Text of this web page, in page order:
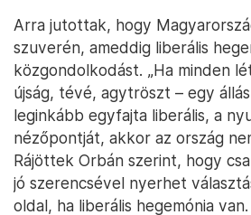
Arra jutottak, hogy
szuverén, ameddig liberális
közgondolkodást. „Ha minden
újság, tévé, agytröszt – egy
leginkább egyfajta liberális, a
nézőpontját, akkor az ország
Rájöttek Orbán szerint, hogy
jó szerencsével nyerhet
oldal, ha liberális hegemónia van.